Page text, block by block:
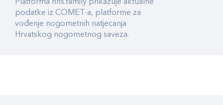
Platforma hns.family prikazuje aktualne
podatke iz COMET-a, platforme za
vođenje nogometnih natjecanja
Hrvatskog nogometnog saveza.